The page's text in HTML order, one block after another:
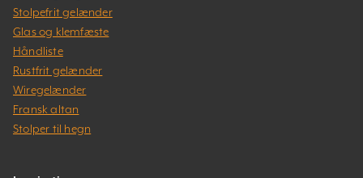
Stolpefrit gelænder
Glas og klemfæste
Håndliste
Rustfrit gelænder
Wiregelænder
Fransk altan
Stolper til hegn